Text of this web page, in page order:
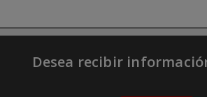
Desea recibir